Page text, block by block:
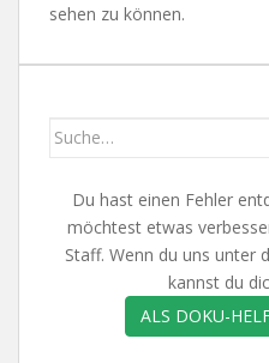
sehen zu können.
Du hast einen Fehler
möchtest etwas
Staff. Wenn du uns unter
kannst du
ALS DOKU-